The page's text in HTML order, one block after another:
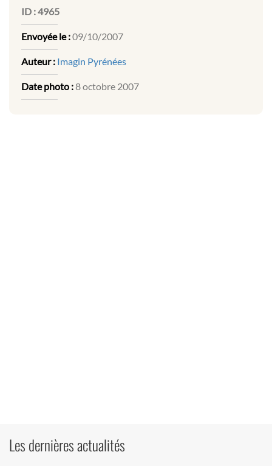
ID :4965
Envoyée le :09/10/2007
Auteur : Imagin Pyrénées
Date photo :8 octobre 2007
Les dernières actualités